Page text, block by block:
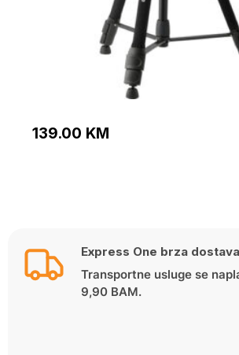
139.00 KM
Express One brza
Transportne usluge se
9,90 BAM.